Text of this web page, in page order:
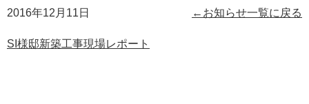
2016年12月11日 ←お知らせ一覧に戻る
SI様邸新築工事現場レポート